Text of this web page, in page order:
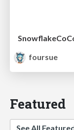
foursue
Featured
See All